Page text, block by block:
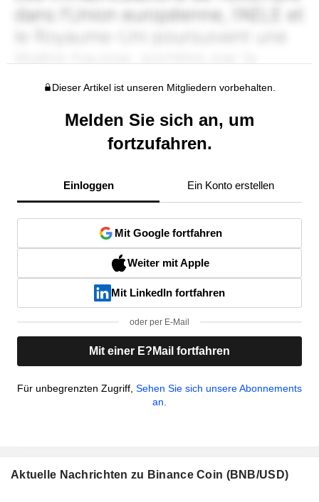
Dieser Artikel ist unseren Mitgliedern vorbehalten.
Melden Sie sich an, um
fortzufahren.
Einloggen Ein Konto erstellen
Mit Google fortfahren
Weiter mit Apple
Mit LinkedIn fortfahren
oder per E-Mail
Mit einer E?Mail fortfahren
Für unbegrenzten Zugriff, Sehen Sie sich unsere Abonnements
an.
Aktuelle Nachrichten zu Binance Coin (BNB/USD)